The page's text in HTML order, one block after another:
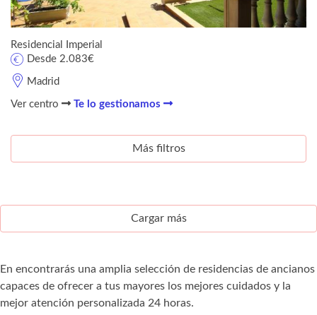
Residencial Imperial
Madrid
Desde 2.083€
Ver centro Te lo gestionamos
Más filtros
Cargar más
En encontrarás una amplia selección de residencias de ancianos
capaces de ofrecer a tus mayores los mejores cuidados y la
mejor atención personalizada 24 horas.